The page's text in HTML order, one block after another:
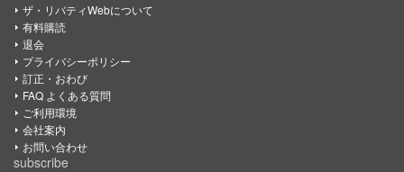
ザ・リバティWebについて
有料購読
退会
プライバシーポリシー
訂正・おわび
FAQ よくある質問
ご利用環境
会社案内
お問い合わせ
subscribe